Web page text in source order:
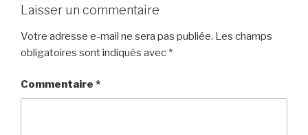
Laisser un commentaire
Votre adresse e-mail ne sera pas publiée. Les champs
obligatoires sont indiqués avec *
Commentaire *